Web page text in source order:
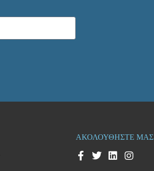
ΑΚΟΛΟΥΘΗΣΤΕ ΜΑΣ